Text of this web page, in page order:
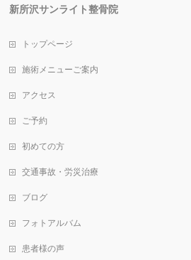
新所沢サンライト整骨院
トップページ
施術メニューご案内
アクセス
ご予約
初めての方
交通事故・労災治療
ブログ
フォトアルバム
患者様の声